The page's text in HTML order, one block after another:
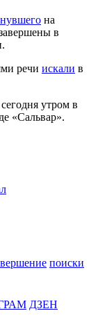
на
в
речи искали в
сегодня утром в
«Сальвар».
поиски
ДЗЕН